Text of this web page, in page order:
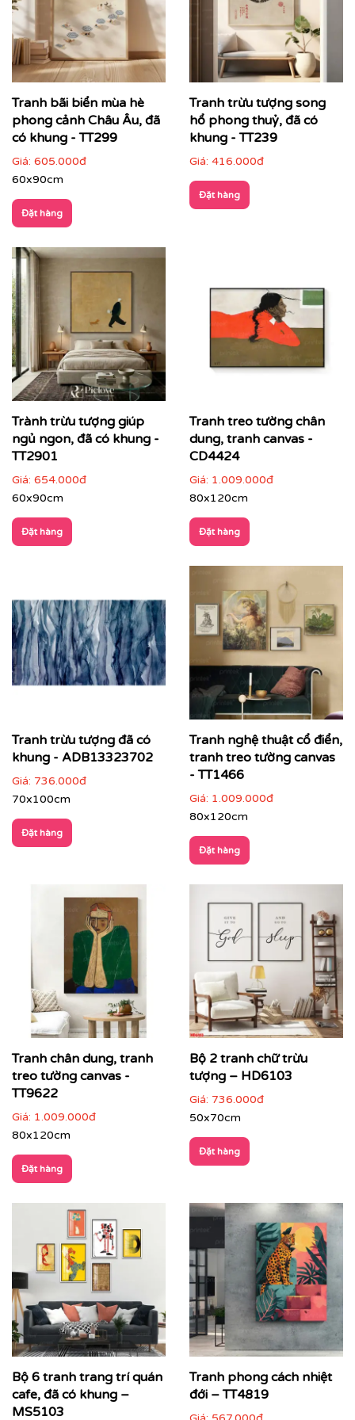
Cách phối tranh trừu tượng với nội thất & không gian
Tranh trừu tượng phù hợp với nhiều loại hình không
gian:
Phòng khách hiện đại, căn hộ cao cấp: làm điểm
nhấn trung tâm
Văn phòng, phòng họp lãnh đạo: thể hiện tư duy
sáng tạo và chuyên nghiệp
Nhà hàng, lounge, quầy bar, khách sạn: tăng tính
nghệ thuật và nhận diện thương hiệu
Tranh bãi biển mùa hè
phong cảnh Châu Âu, đã
có khung - TT299
Giá: 605.000đ
60x90cm
Đặt hàng
Tranh trừu tượng song
hổ phong thuỷ, đã có
khung - TT239
Giá: 416.000đ
Đặt hàng
Trành trừu tượng giúp
ngủ ngon, đã có khung -
TT2901
Giá: 654.000đ
60x90cm
Đặt hàng
Tranh treo tường chân
dung, tranh canvas -
CD4424
Giá: 1.009.000đ
80x120cm
Đặt hàng
Tranh trừu tượng đã có
khung - ADB13323702
Giá: 736.000đ
70x100cm
Đặt hàng
Tranh nghệ thuật cổ điển,
tranh treo tường canvas
- TT1466
Giá: 1.009.000đ
80x120cm
Đặt hàng
Tranh chân dung, tranh
treo tường canvas -
TT9622
Giá: 1.009.000đ
80x120cm
Đặt hàng
Bộ 2 tranh chữ trừu
tượng – HD6103
Giá: 736.000đ
50x70cm
Đặt hàng
Bộ 6 tranh trang trí quán
cafe, đã có khung –
MS5103
Tranh phong cách nhiệt
đới – TT4819